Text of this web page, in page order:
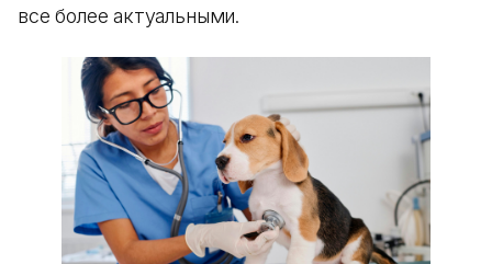
все более актуальными.